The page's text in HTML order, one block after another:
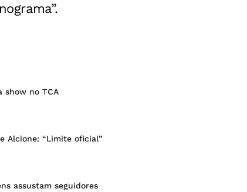
show no TCA
Alcione: “Limite oficial”
assustam seguidores